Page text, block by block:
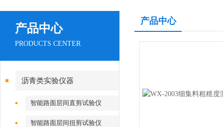
产品中心
PRODUCTS CENTER
沥青类实验仪器
智能路面层间直剪试验仪
智能路面层间扭剪试验仪
产品中心